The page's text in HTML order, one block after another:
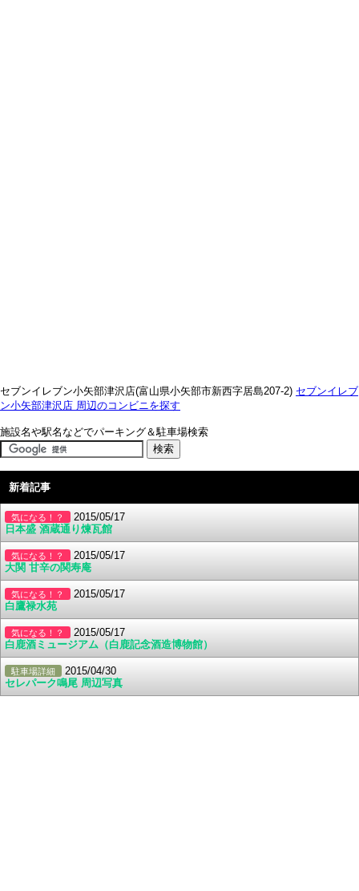
セブンイレブン小矢部津沢店(富山県小矢部市新西字居島207-2) セブンイレブ
ン小矢部津沢店 周辺のコンビニを探す
施設名や駅名などでパーキング＆駐車場検索
新着記事
気になる！？
2015/05/17
日本盛 酒蔵通り煉瓦館
気になる！？
2015/05/17
大関 甘辛の関寿庵
気になる！？
2015/05/17
白鷹禄水苑
気になる！？
2015/05/17
白鹿酒ミュージアム（白鹿記念酒造博物館）
駐車場詳細
2015/04/30
セレパーク鳴尾 周辺写真